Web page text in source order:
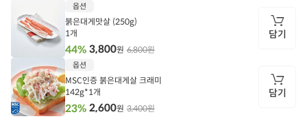
정
보
담
기
옵션
붉은대게맛살 (250g)
1개
6,800원
44% 3,800원
담기
담
옵션
MSC인증 붉은대게살 크래미
142g*1개
3,400원
23% 2,600원
담기